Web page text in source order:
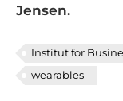
Jensen.
Institut for
wearables